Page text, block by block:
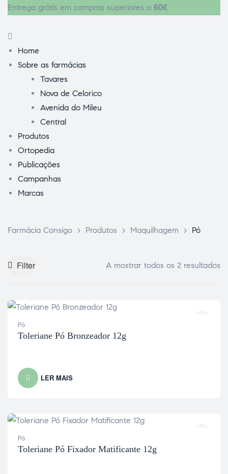
Entrega grátis em compras superiores a 60€
Home
Sobre as farmácias
Tavares
Nova de Celorico
Avenida do Mileu
Central
Produtos
Ortopedia
Publicações
Campanhas
Marcas
Farmácia Consigo > Produtos > Maquilhagem > Pó
Filter A mostrar todos os 2 resultados
Pó
Toleriane Pó Bronzeador 12g
LER MAIS
Pó
Toleriane Pó Fixador Matificante 12g